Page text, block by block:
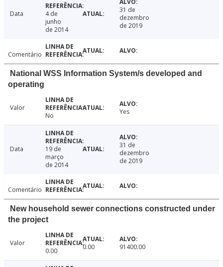
Data
4 de
junho
de 2014
31 de
dezembro
de 2019
Comentário
National WSS Information System/s developed and
operating
Valor
No
Yes
Data
19 de
março
de 2014
31 de
dezembro
de 2019
Comentário
New household sewer connections constructed under
the project
Valor
0.00
0.00 91400.00